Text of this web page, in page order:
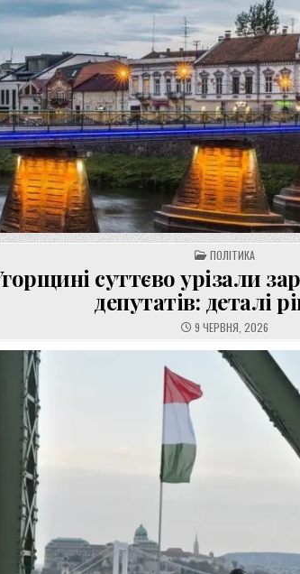
POSTED
IN
ПОЛІТИКА
суттєво урізали
депутатів: деталі
9 ЧЕРВНЯ, 2026